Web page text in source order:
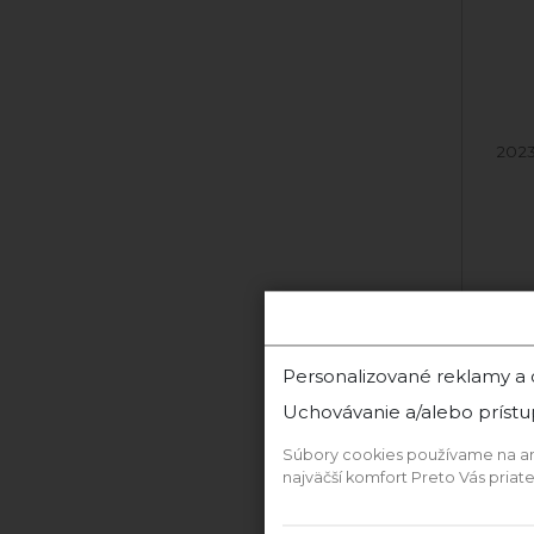
Personalizované reklamy
Uchovávanie a/alebo
Súbory cookies používame na
najväčší komfort Preto Vás